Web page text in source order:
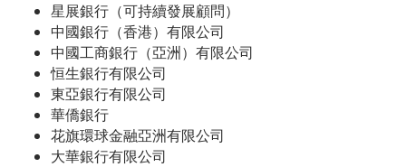
星展銀行（可持續發展顧問）
中國銀行（香港）有限公司
中國工商銀行（亞洲）有限公司
恒生銀行有限公司
東亞銀行有限公司
華僑銀行
花旗環球金融亞洲有限公司
大華銀行有限公司